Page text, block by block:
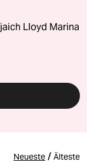
Lloyd Marina
Neueste / Älteste